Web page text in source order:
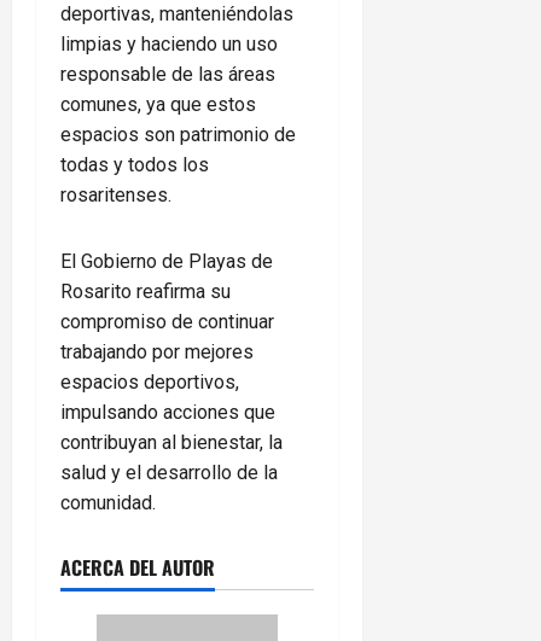
deportivas, manteniéndolas
limpias y haciendo un uso
responsable de las áreas
comunes, ya que estos
espacios son patrimonio de
todas y todos los
rosaritenses.
El Gobierno de Playas de
Rosarito reafirma su
compromiso de continuar
trabajando por mejores
espacios deportivos,
impulsando acciones que
contribuyan al bienestar, la
salud y el desarrollo de la
comunidad.
ACERCA DEL AUTOR